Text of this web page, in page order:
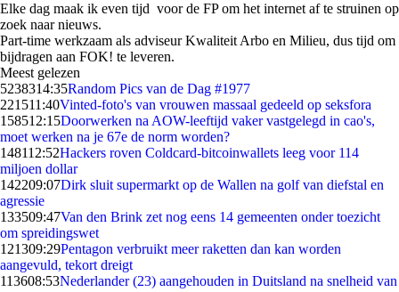
Elke dag maak ik even tijd voor de FP om het internet af te struinen op
zoek naar nieuws.
Part-time werkzaam als adviseur Kwaliteit Arbo en Milieu, dus tijd om
bijdragen aan FOK! te leveren.
Meest gelezen
5238314:35Random Pics van de Dag #1977
221511:40Vinted-foto's van vrouwen massaal gedeeld op seksfora
158512:15Doorwerken na AOW-leeftijd vaker vastgelegd in cao's,
moet werken na je 67e de norm worden?
148112:52Hackers roven Coldcard-bitcoinwallets leeg voor 114
miljoen dollar
142209:07Dirk sluit supermarkt op de Wallen na golf van diefstal en
agressie
133509:47Van den Brink zet nog eens 14 gemeenten onder toezicht
om spreidingswet
121309:29Pentagon verbruikt meer raketten dan kan worden
aangevuld, tekort dreigt
113608:53Nederlander (23) aangehouden in Duitsland na snelheid van